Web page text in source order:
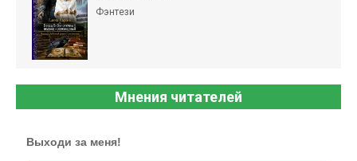
Фэнтези
Мнения читателей
Выходи за меня!